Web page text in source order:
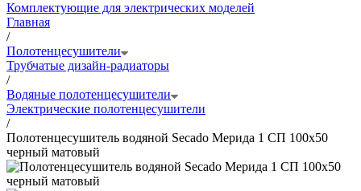
Комплектующие для электрических моделей
Главная
/
Полотенцесушители
Трубчатые дизайн-радиаторы
/
Водяные полотенцесушители
Электрические полотенцесушители
/
Полотенцесушитель водяной Secado Мерида 1 СП 100x50
черный матовый